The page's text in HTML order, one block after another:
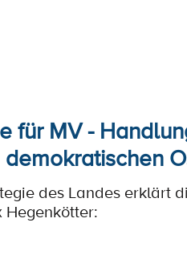
für MV -
des Landes erklärt